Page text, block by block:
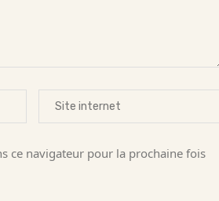
ce navigateur pour la prochaine fois